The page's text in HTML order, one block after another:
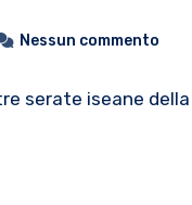
Nessun commento
serate iseane